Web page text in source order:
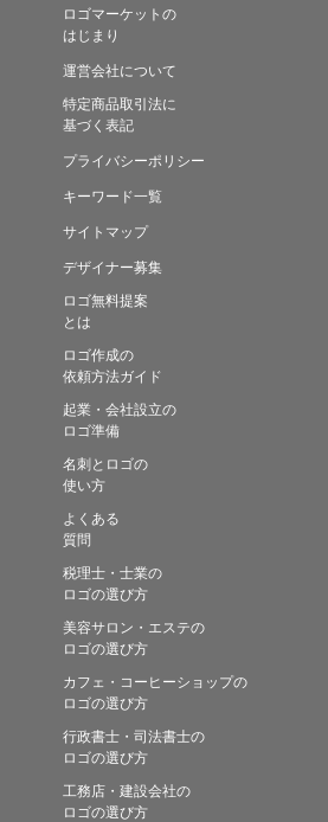
ロゴマーケットの
はじまり
運営会社について
特定商品取引法に
基づく表記
プライバシーポリシー
キーワード一覧
サイトマップ
デザイナー募集
ロゴ無料提案
とは
ロゴ作成の
依頼方法ガイド
起業・会社設立の
ロゴ準備
名刺とロゴの
使い方
よくある
質問
税理士・士業の
ロゴの選び方
美容サロン・エステの
ロゴの選び方
カフェ・コーヒーショップの
ロゴの選び方
行政書士・司法書士の
ロゴの選び方
工務店・建設会社の
ロゴの選び方